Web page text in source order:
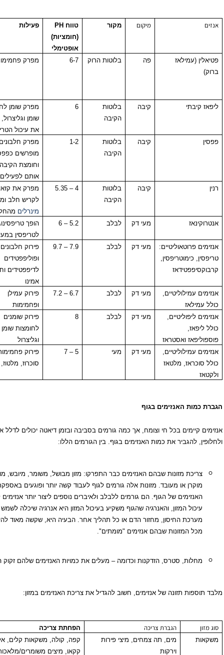
מקור
(חומציות)
אופטימלי
פעילות
(עמילאז פה בלוטות הרוק 6-7 מפרק פחמימות
בלוטות
6
מפרק שומן לחומצות
שומן וגליצרול, מתחיל
את עיכול הטריגליצרול
בלוטות
1-2
מפרק חלבונים,
מופרשים כפפסינוגן
וחומצת הקיבה הופכת
אותם לפעילים
בלוטות
4 – 5.35
מפרק את קזאין החלב
לקריש חלב ומשחרר
מהחלב
לבלב
הופך טריפסינוגן
לטריפסין במעי הדק
פרוטאוליטיים:
כימוטריפסין,
מעי דק לבלב
פירוק חלבונים
ופוליפפטידים
לדיפפטידים וחומצות
עמילוליטיים,
מעי דק לבלב
פירוק עמילן
ופחמימות
ליפוליטיים,
ואסטראז
מעי דק לבלב
פירוק שומנים
לחומצות שומן
עמילוליטיים,
מלטאז
מעי דק מעי
פירוק פחמימות:
סוכרוז, מלטוז, לקטוז
האנזימים בגוף
בכל חי וצומח, אך כמה גורמים בסביבה ובזמן דיאטה יכולים לדלל או להרוס,
להגביר את כמות האנזימים בגוף. בין הגורמים הללו:
מזונות שבהם האנזימים כבר התפרקו: מזון מבושל, משומר, מיובש, מוקפא,
או מעובד. מזונות אלה גורמים לגוף לעבוד קשה יותר ופוגעים באספקת
של הגוף. הם גורמים ללבלב ולאיברים נוספים ליצור יותר אנזימים לשם
המזון, והאנרגיה שהגוף משקיע בעיכול המזון היא אנרגיה שיכלה לשמש לשימור
החיסון, מחזור הדם או כל תהליך אחר. הבעיה היא, שקשה מאוד להימנע
המזונות שבהם אנזימים "מומתים".
סטרס, הזדקנות וכדומה – מעלים את כמויות האנזימים שלהם זקוק הגוף.
תזונה של אנזימים, חשוב להגדיל את צריכת האנזימים במזון:
הגברת צריכה
הפחתת צריכה
מים, תה צמחים, מיצי פירות
קפה, קולה, משקאות קלים, אלכוהול,
קקאו, מיצים משומרים/מלאכותיים